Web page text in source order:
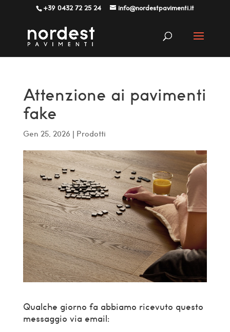
+39 0432 72 25 24 info@nordestpavimenti.it
Attenzione ai pavimenti
fake
Gen 25, 2026 | Prodotti
Qualche giorno fa abbiamo ricevuto questo
messaggio via email: